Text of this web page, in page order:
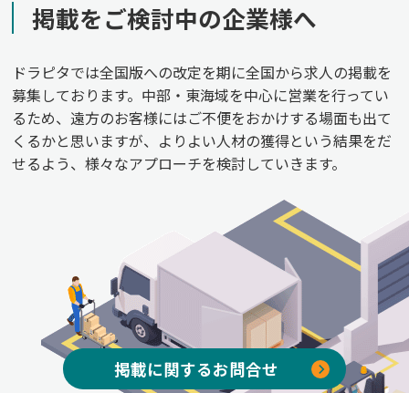
掲載をご検討中の企業様へ
ドラピタでは全国版への改定を期に全国から求人の掲載を
募集しております。中部・東海域を中心に営業を行ってい
るため、遠方のお客様にはご不便をおかけする場面も出て
くるかと思いますが、よりよい人材の獲得という結果をだ
せるよう、様々なアプローチを検討していきます。
掲載に関するお問合せ